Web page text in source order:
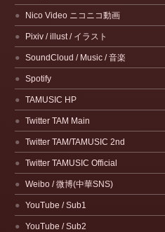
Nico Video ニコニコ動画
Pixiv / illust / イラスト
SoundCloud / Music / 音楽
Spotify
TAMUSIC HP
Twitter TAM Main
Twitter TAM/TAMUSIC 2nd
Twitter TAMUSIC Official
Weibo / 微博(中華SNS)
YouTube / Sub1
YouTube / Sub2